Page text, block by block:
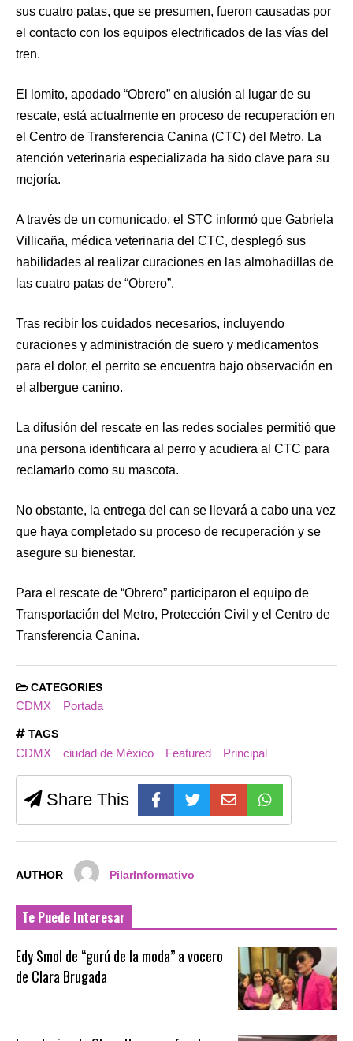
sus cuatro patas, que se presumen, fueron causadas por
el contacto con los equipos electrificados de las vías del
tren.
El lomito, apodado “Obrero” en alusión al lugar de su
rescate, está actualmente en proceso de recuperación en
el Centro de Transferencia Canina (CTC) del Metro. La
atención veterinaria especializada ha sido clave para su
mejoría.
A través de un comunicado, el STC informó que Gabriela
Villicaña, médica veterinaria del CTC, desplegó sus
habilidades al realizar curaciones en las almohadillas de
las cuatro patas de “Obrero”.
Tras recibir los cuidados necesarios, incluyendo
curaciones y administración de suero y medicamentos
para el dolor, el perrito se encuentra bajo observación en
el albergue canino.
La difusión del rescate en las redes sociales permitió que
una persona identificara al perro y acudiera al CTC para
reclamarlo como su mascota.
No obstante, la entrega del can se llevará a cabo una vez
que haya completado su proceso de recuperación y se
asegure su bienestar.
Para el rescate de “Obrero” participaron el equipo de
Transportación del Metro, Protección Civil y el Centro de
Transferencia Canina.
CATEGORIES
CDMX Portada
TAGS
CDMX ciudad de México Featured Principal
Share This
AUTHOR PilarInformativo
Te Puede Interesar
Edy Smol de “gurú de la moda” a vocero
de Clara Brugada